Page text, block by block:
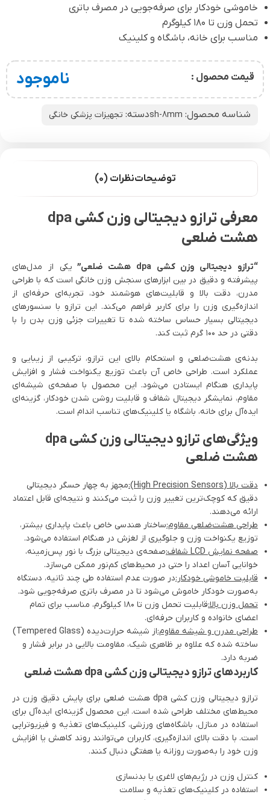
خاموشی خودکار برای صرفه‌جویی در مصرف باتری
تحمل وزن تا ۱۸۰ کیلوگرم
مناسب برای خانه، باشگاه و کلینیک
قیمت محصول : ناموجود
شناسه محصول: sh-8mmدسته: تجهیزات پزشکی خانگی
توضیحاتنظرات (0)
معرفی ترازو دیجیتالی وزن کشی dpa
هشت ضلعی
“ترازو دیجیتالی وزن کشی dpa هشت ضلعی”
یکی از مدل‌های
پیشرفته و دقیق در بین ابزارهای سنجش وزن خانگی است که با طراحی
مدرن، دقت بالا و قابلیت‌های هوشمند خود، تجربه‌ای حرفه‌ای از
اندازه‌گیری وزن را برای کاربر فراهم می‌کند. این ترازو با سنسورهای
دیجیتالی بسیار حساس ساخته شده تا تغییرات جزئی وزن بدن را با
دقتی در حد ۱۰۰ گرم ثبت کند.
بدنه‌ی هشت‌ضلعی و استحکام بالای این ترازو، ترکیبی از زیبایی و
عملکرد است. طراحی خاص آن باعث توزیع یکنواخت فشار و افزایش
پایداری هنگام ایستادن می‌شود. این محصول با صفحه‌ی شیشه‌ای
مقاوم، نمایشگر دیجیتال شفاف و قابلیت روشن شدن خودکار، گزینه‌ای
ایده‌آل برای خانه، باشگاه یا کلینیک‌های تناسب اندام است.
ویژگی‌های ترازو دیجیتالی وزن کشی dpa
هشت ضلعی
دقت بالا (High Precision Sensors):
مجهز به چهار حسگر دیجیتالی
دقیق که کوچک‌ترین تغییر وزن را ثبت می‌کنند و نتیجه‌ای قابل اعتماد
ارائه می‌دهند.
طراحی هشت‌ضلعی مقاوم:ساختار هندسی خاص باعث پایداری بیشتر،
توزیع یکنواخت وزن و جلوگیری از لغزش در هنگام استفاده می‌شود.
صفحه نمایش LCD شفاف:
صفحه‌ی دیجیتالی بزرگ با نور پس‌زمینه،
خوانایی آسان اعداد را حتی در محیط‌های کم‌نور ممکن می‌سازد.
قابلیت خاموشی خودکار:در صورت عدم استفاده طی چند ثانیه، دستگاه
به‌صورت خودکار خاموش می‌شود تا در مصرف باتری صرفه‌جویی شود.
تحمل وزن بالا:
قابلیت تحمل وزن تا ۱۸۰ کیلوگرم، مناسب برای تمام
اعضای خانواده و کاربران حرفه‌ای.
طراحی مدرن و شیشه مقاوم:
از شیشه حرارت‌دیده (Tempered Glass)
ساخته شده که علاوه بر ظاهری شیک، مقاومت بالایی در برابر فشار و
ضربه دارد.
کاربردهای ترازو دیجیتالی وزن کشی dpa هشت ضلعی
ترازو دیجیتالی وزن کشی dpa هشت ضلعی برای پایش دقیق وزن در
محیط‌های مختلف طراحی شده است. این محصول گزینه‌ای ایده‌آل برای
استفاده در منازل، باشگاه‌های ورزشی، کلینیک‌های تغذیه و فیزیوتراپی
است. با دقت بالای اندازه‌گیری، کاربران می‌توانند روند کاهش یا افزایش
وزن خود را به‌صورت روزانه یا هفتگی دنبال کنند.
کنترل وزن در رژیم‌های لاغری یا بدنسازی
استفاده در کلینیک‌های تغذیه و سلامت